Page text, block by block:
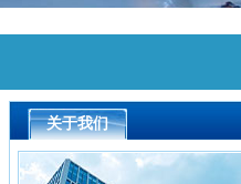
关于我们